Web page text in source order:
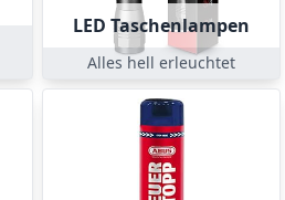
LED Taschenlampen
Alles hell erleuchtet